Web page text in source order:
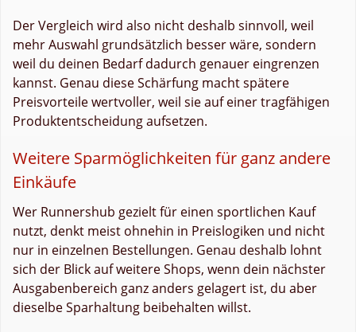
Der Vergleich wird also nicht deshalb sinnvoll, weil
mehr Auswahl grundsätzlich besser wäre, sondern
weil du deinen Bedarf dadurch genauer eingrenzen
kannst. Genau diese Schärfung macht spätere
Preisvorteile wertvoller, weil sie auf einer tragfähigen
Produktentscheidung aufsetzen.
Weitere Sparmöglichkeiten für ganz andere
Einkäufe
Wer Runnershub gezielt für einen sportlichen Kauf
nutzt, denkt meist ohnehin in Preislogiken und nicht
nur in einzelnen Bestellungen. Genau deshalb lohnt
sich der Blick auf weitere Shops, wenn dein nächster
Ausgabenbereich ganz anders gelagert ist, du aber
dieselbe Sparhaltung beibehalten willst.